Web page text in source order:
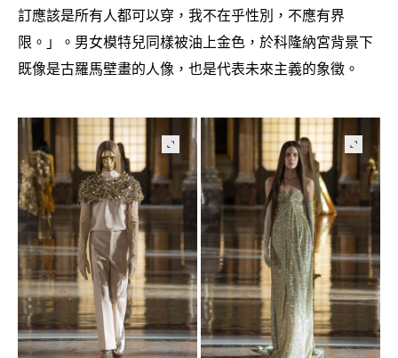
訂應該是所有人都可以穿 ， 我不在乎性別 ， 不應有界
限。」。男女模特兒同樣被油上金色 ， 於科隆納宮背景下
既像是古羅馬壁畫的人像 ， 也是代表未來主義的象徵。